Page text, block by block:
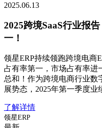
2025.06.13
2025跨境SaaS行业报
一！
领星ERP持续领跑跨境电商
占有率第一，市场占有率进
总和！作为跨境电商行业数
展势态，2025年第一季度业
了解详情
领星ERP